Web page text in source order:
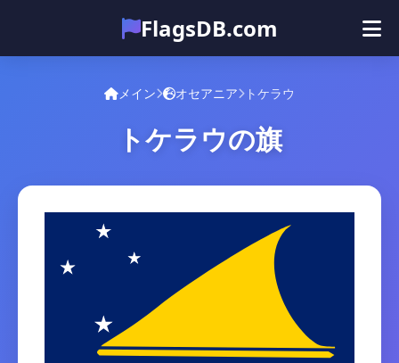
FlagsDB.com
メイン
クイズ
メイン オセアニア トケラウ
トケラウの旗